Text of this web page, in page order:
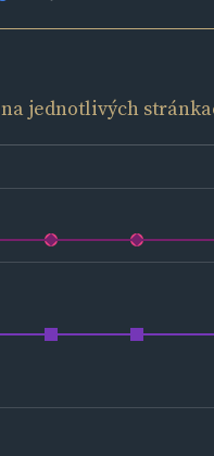
na jednotlivých